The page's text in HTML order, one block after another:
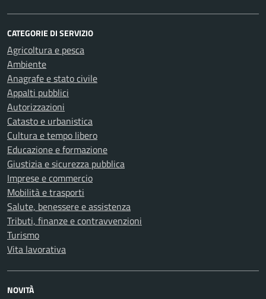
CATEGORIE DI SERVIZIO
Agricoltura e pesca
Ambiente
Anagrafe e stato civile
Appalti pubblici
Autorizzazioni
Catasto e urbanistica
Cultura e tempo libero
Educazione e formazione
Giustizia e sicurezza pubblica
Imprese e commercio
Mobilità e trasporti
Salute, benessere e assistenza
Tributi, finanze e contravvenzioni
Turismo
Vita lavorativa
NOVITÀ